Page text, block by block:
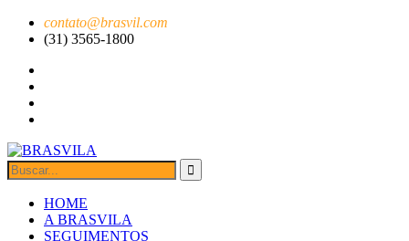
contato@brasvil.com
(31) 3565-1800
HOME
A BRASVILA
SEGUIMENTOS